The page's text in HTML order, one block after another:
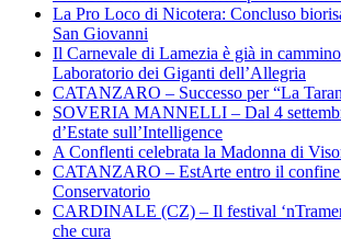
La Pro Loco di Nicotera: Concluso
San Giovanni
Il Carnevale di Lamezia è già in
Laboratorio dei Giganti dell’Allegria
CATANZARO – Successo per “La
SOVERIA MANNELLI – Dal 4
d’Estate sull’Intelligence
A Conflenti celebrata la Madonna di
CATANZARO – EstArte entro il confine
Conservatorio
CARDINALE (CZ) – Il festival
che cura